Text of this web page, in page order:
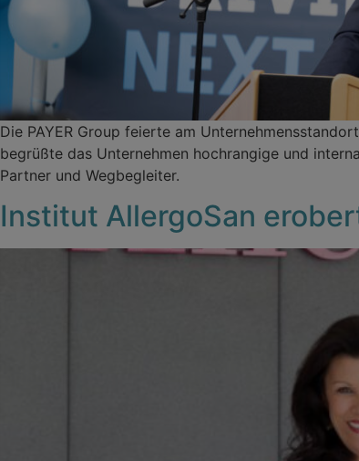
Die PAYER Group feierte am
begrüßte das Unternehmen hochrangige und
Partner und Wegbegleiter.
Institut AllergoSan